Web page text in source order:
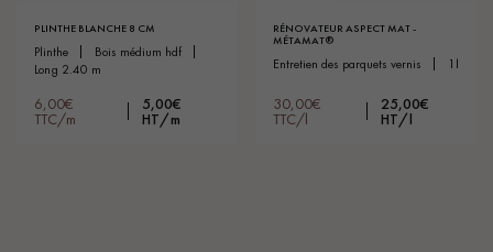
PLINTHE BLANCHE 8 CM
plinthe
bois médium hdf
long 2.40 m
6,00€
TTC/m
5,00€
HT/m
RÉNOVATEUR ASPECT MAT -
MÉTAMAT®
entretien des parquets vernis 1l
30,00€
TTC/l
25,00€
HT/l